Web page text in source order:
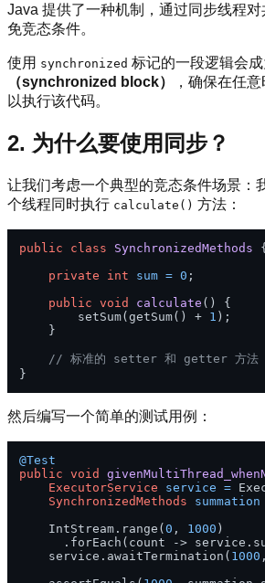
Java 提供了一种机制，通过同步线程
免竞态条件。
使用 synchronized 标记的一段逻辑会
（synchronized block）
，确保在任
以执行该代码。
2. 为什么要使用同步？
让我们考虑一个典型的竞态条件场景：
个线程同时执行 calculate() 方法：
public class SynchronizedMethods {
private
int sum = 0 ;
public void calculate ()
{
        setSum(getSum() +
1 );
    }
// 标准的 setter 和 getter 方法
然后编写一个简单的测试用例：
@Test
public void
ExecutorService
service =
SynchronizedMethods
summation
    IntStream.range(
0 , 1000 )
.forEach(count ->
    service.awaitTermination(
1000